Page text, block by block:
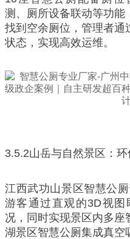
测、厕所设备联动等功能
找到空余厕位，管理者通
状态，实现高效运维。
3.5.2山岳与自然景区：
江西武功山景区智慧公
游客通过直观的3D视
况，同时实现景区内多
湖景区智慧公厕集成真空